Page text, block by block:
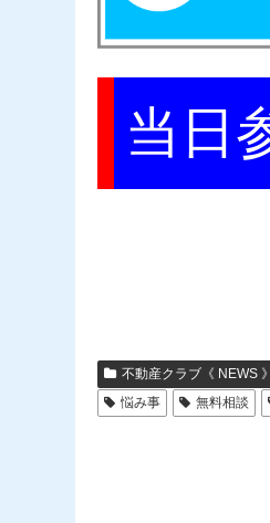
当日
不動産クラブ《 NEWS 》
悩み事
無料相談